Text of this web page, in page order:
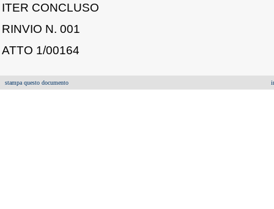
ITER CONCLUSO
RINVIO N. 001
ATTO 1/00164
stampa questo documento